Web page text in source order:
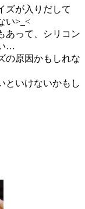
ズが入りだして
い>_<
あって、シリコン
…
の原因かもしれな
といけないかもし